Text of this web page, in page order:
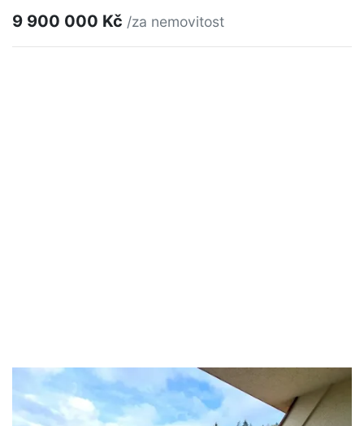
9 900 000 Kč /za nemovitost